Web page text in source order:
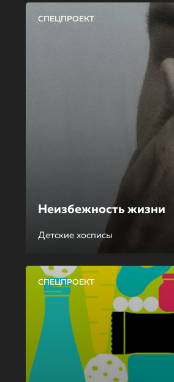
СПЕЦПРОЕКТ
Неизбежность жизни
Детские хосписы
СПЕЦПРОЕКТ